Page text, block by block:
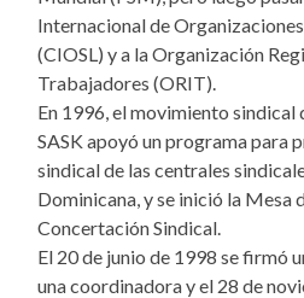
Internacional de
(CIOSL) y a la Organización
Trabajadores (ORIT).
En 1996, el movimiento sindical
SASK apoyó un programa para
sindical de las centrales
Dominicana, y se inició la Mesa
Concertación Sindical.
El 20 de junio de 1998 se firmó
una coordinadora y el 28 de